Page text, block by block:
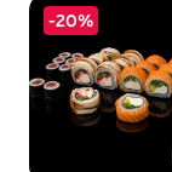
-20%